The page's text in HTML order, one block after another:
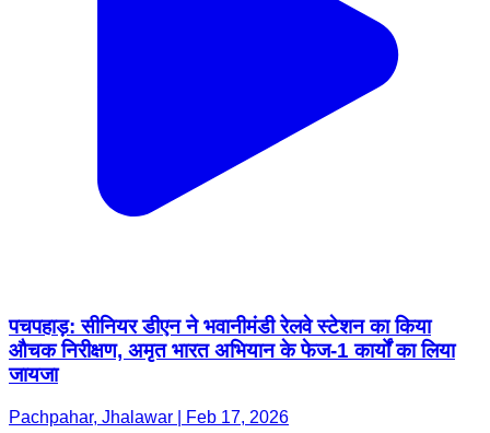
पचपहाड़: सीनियर डीएन ने भवानीमंडी रेलवे स्टेशन का किया
औचक निरीक्षण, अमृत भारत अभियान के फेज-1 कार्यों का लिया
जायजा
Pachpahar, Jhalawar | Feb 17, 2026